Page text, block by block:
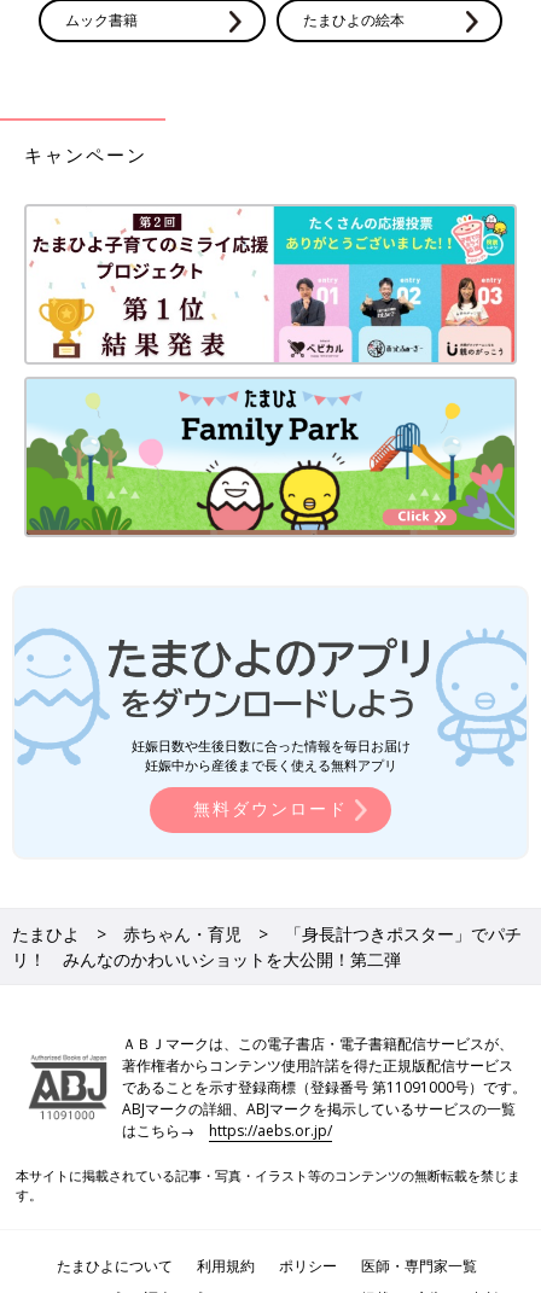
8ヶ月になりました！
ずっと動いていたので写真を撮るにはめちゃくちゃ大変でした。
妊娠の時もよくキックしてくれました。お腹に地震が来たと感じ
ました。
産んだらやっぱり足が活発でキックが得意です。
●編集部コメント
まるで、ヒーローみたい！
空をとんでる？ とコメントつけたくなってしまいます。
【エントリーNo.10】1ヶ月記念に Photo by カヅ
ママさん
●カヅママさん コメント
いてくれました。
ムック書籍 たまひよの絵本
キャンペーン
妊娠日数や生後日数に合った情報を毎日お届け
妊娠中から産後まで長く使える無料アプリ
無料ダウンロード
たまひよ 赤ちゃん・育児
「身長計つきポスター」でパチ
リ！ みんなのかわいいショットを大公開！第二弾
ＡＢＪマークは、この電子書店・電子書籍配信サービスが、
著作権者からコンテンツ使用許諾を得た正規版配信サービス
であることを示す登録商標（登録番号 第11091000号）です。
ABJマークの詳細、ABJマークを掲示しているサービスの一覧
はこちら→https://aebs.or.jp/
本サイトに掲載されている記事・写真・イラスト等のコンテンツの無断転載を禁じま
す。
たまひよについて 利用規約 ポリシー
医師・専門家一覧